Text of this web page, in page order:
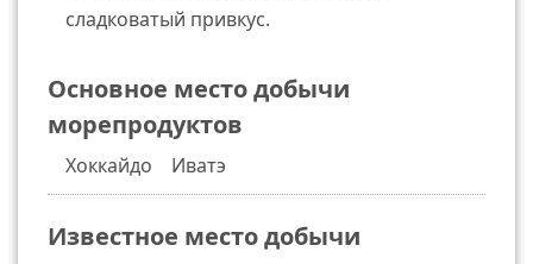
сладковатый привкус.
Основное место добычи
морепродуктов
Хоккайдо Иватэ
Известное место добычи